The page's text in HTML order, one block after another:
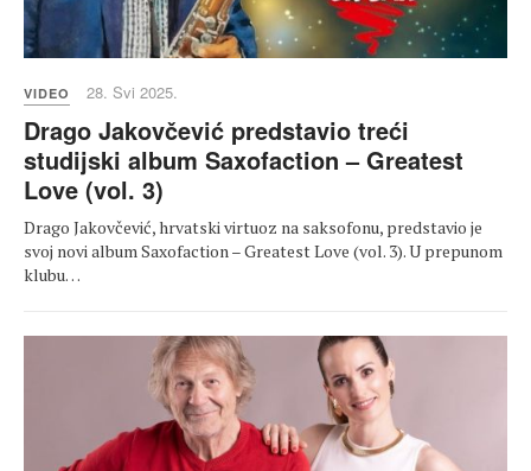
VIDEO 28. Svi 2025.
Drago Jakovčević predstavio treći
studijski album Saxofaction – Greatest
Love (vol. 3)
Drago Jakovčević, hrvatski virtuoz na saksofonu, predstavio je
svoj novi album Saxofaction – Greatest Love (vol. 3). U prepunom
klubu…